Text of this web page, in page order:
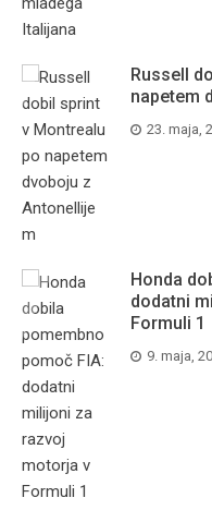
Russell
napetem
23. maja,
Honda
dodatni
Formuli 1
9. maja,